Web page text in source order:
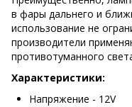
в фары дальнего и
использование не
производители
противотуманного
Характеристики:
Напряжение - 12V